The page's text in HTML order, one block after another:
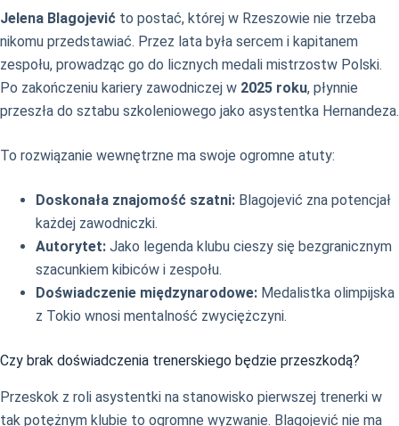
Jelena Blagojević to postać, której w Rzeszowie nie trzeba
nikomu przedstawiać. Przez lata była sercem i kapitanem
zespołu, prowadząc go do licznych medali mistrzostw Polski.
Po zakończeniu kariery zawodniczej w 2025 roku, płynnie
przeszła do sztabu szkoleniowego jako asystentka Hernandeza.
To rozwiązanie wewnętrzne ma swoje ogromne atuty:
Doskonała znajomość szatni: Blagojević zna potencjał
każdej zawodniczki.
Autorytet: Jako legenda klubu cieszy się bezgranicznym
szacunkiem kibiców i zespołu.
Doświadczenie międzynarodowe: Medalistka olimpijska
z Tokio wnosi mentalność zwyciężczyni.
Czy brak doświadczenia trenerskiego będzie przeszkodą?
Przeskok z roli asystentki na stanowisko pierwszej trenerki w
tak potężnym klubie to ogromne wyzwanie. Blagojević nie ma